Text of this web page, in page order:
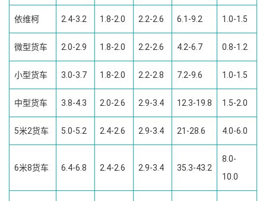
依维柯 2.4-3.2 1.8-2.0 2.2-2.6 6.1-9.2 1.0-1.5
微型货车 2.0-2.9 1.8-2.0 2.2-2.6 4.2-6.7 0.8-1.2
小型货车 3.0-3.7 1.8-2.0 2.2-2.8 7.2-9.6 1.0-1.5
中型货车 3.8-4.3 2.0-2.6 2.9-3.4 12.3-19.8 1.5-2.0
5米2货车 5.0-5.2 2.4-2.6 2.9-3.4 21-28.6 4.0-6.0
6米8货车 6.4-6.8 2.4-2.6 2.9-3.4 35.3-43.2
8.0-
10.0